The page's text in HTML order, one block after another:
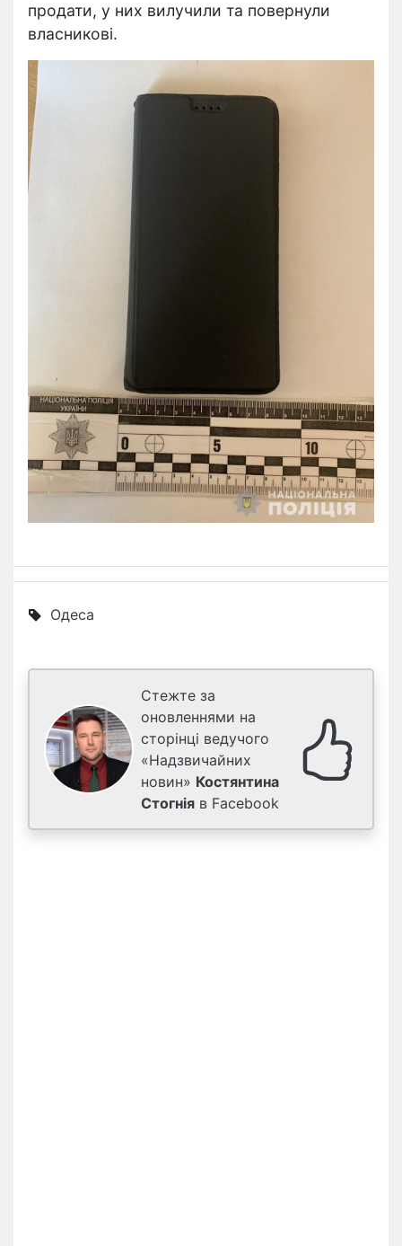
продати, у них вилучили та повернули
власникові.
Одеса
Стежте за
оновленнями на
сторінці ведучого
«Надзвичайних
новин» Костянтина
Стогнія в Facebook